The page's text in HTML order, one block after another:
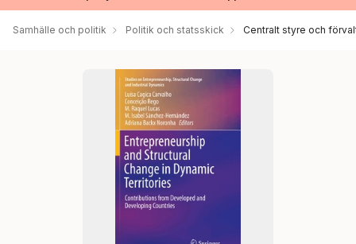
Samhälle och politik Politik och statsskick Centralt styre och